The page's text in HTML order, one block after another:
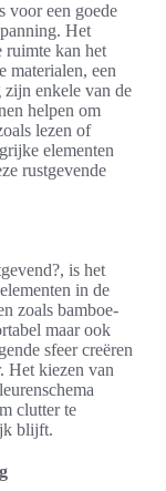
voor een goede
Het
ruimte kan het
materialen, een
enkele van de
helpen om
lezen of
elementen
rustgevende
is het
in de
zoals bamboe-
maar ook
sfeer creëren
Het kiezen van
clutter te
blijft.